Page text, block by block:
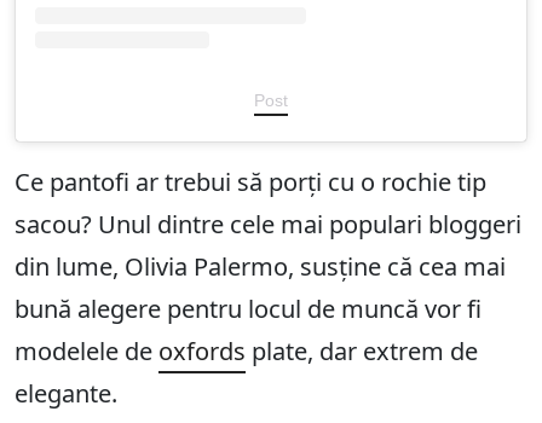
Post
Ce pantofi ar trebui să porți cu o rochie tip
sacou? Unul dintre cele mai populari bloggeri
din lume, Olivia Palermo, susține că cea mai
bună alegere pentru locul de muncă vor fi
modelele de oxfords plate, dar extrem de
elegante.